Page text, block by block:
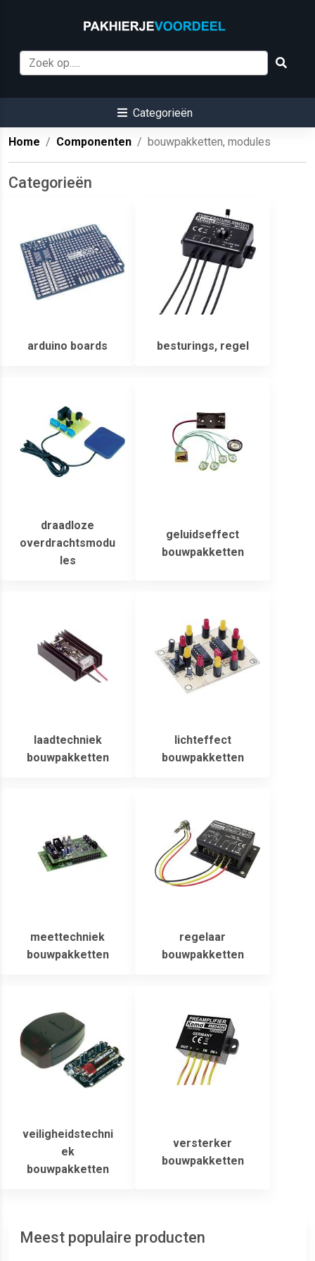
Categorieën
Home Componenten bouwpakketten, modules
Categorieën
arduino boards besturings, regel
draadloze
overdrachtsmodu
les
geluidseffect
bouwpakketten
laadtechniek
bouwpakketten
lichteffect
bouwpakketten
meettechniek
bouwpakketten
regelaar
bouwpakketten
veiligheidstechni
ek
bouwpakketten
versterker
bouwpakketten
Meest populaire producten